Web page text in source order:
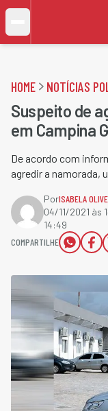
HOME NOTÍCIAS
Suspeito de
em Campina
De acordo com
agredir a namorada,
PorISABELA
04/11/2021 às
14:49
COMPARTILHE